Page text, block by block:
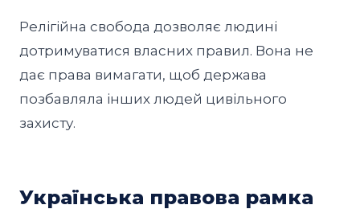
Релігійна свобода дозволяє людині
дотримуватися власних правил. Вона не
дає права вимагати, щоб держава
позбавляла інших людей цивільного
захисту.
Українська правова рамка